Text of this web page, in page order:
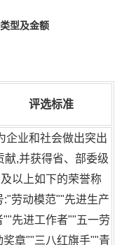
型及金额
评选标准
企业和社会做出突出
献,并获得省、部委级
及以上如下的荣誉称
:"劳动模范""先进生产
""先进工作者""五一劳
奖章""三八红旗手""青